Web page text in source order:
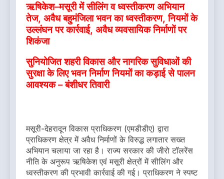
ऋषिकेश–मसूरी में सीलिंग व ध्वस्तीकरण अभियान
तेज, अवैध बहुमंजिला भवन का ध्वस्तीकरण, नियमों के
उल्लंघन पर कार्रवाई, अवैध व्यवसायिक निर्माणों पर
शिकंजा
सुनियोजित शहरी विकास और नागरिक सुविधाओं की
सुरक्षा के लिए भवन निर्माण नियमों का कड़ाई से पालन
आवश्यक – बंशीधर तिवारी
मसूरी-देहरादून विकास प्राधिकरण (एमडीडीए) द्वारा
प्राधिकरण क्षेत्र में अवैध निर्माणों के विरुद्ध लगातार सख्त
अभियान चलाया जा रहा है। राज्य सरकार की जीरो टॉलरेंस
नीति के अनुरूप ऋषिकेश एवं मसूरी क्षेत्रों में सीलिंग और
ध्वस्तीकरण की प्रभावी कार्रवाई की गई। प्राधिकरण ने स्पष्ट